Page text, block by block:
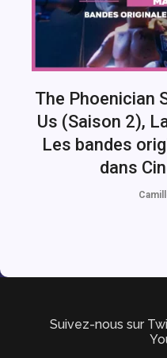
The Phoenician
Us (Saison 2),
Les bandes
dans
Suivez-nous sur